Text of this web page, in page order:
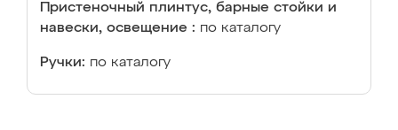
Пристеночный плинтус, барные стойки и
навески, освещение : по каталогу
Ручки: по каталогу